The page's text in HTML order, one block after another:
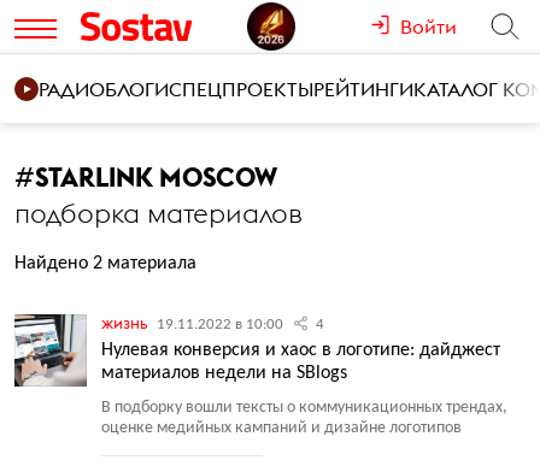
Войти
РАДИОБЛОГИСПЕЦПРОЕКТЫРЕЙТИНГИКАТАЛОГ
#STARLINK MOSCOW
подборка материалов
Найдено 2 материала
жизнь 19.11.2022 в 10:00 4
Нулевая конверсия и хаос в логотипе: дайджест
материалов недели на SBlogs
В подборку вошли тексты о коммуникационных трендах,
оценке медийных кампаний и дизайне логотипов